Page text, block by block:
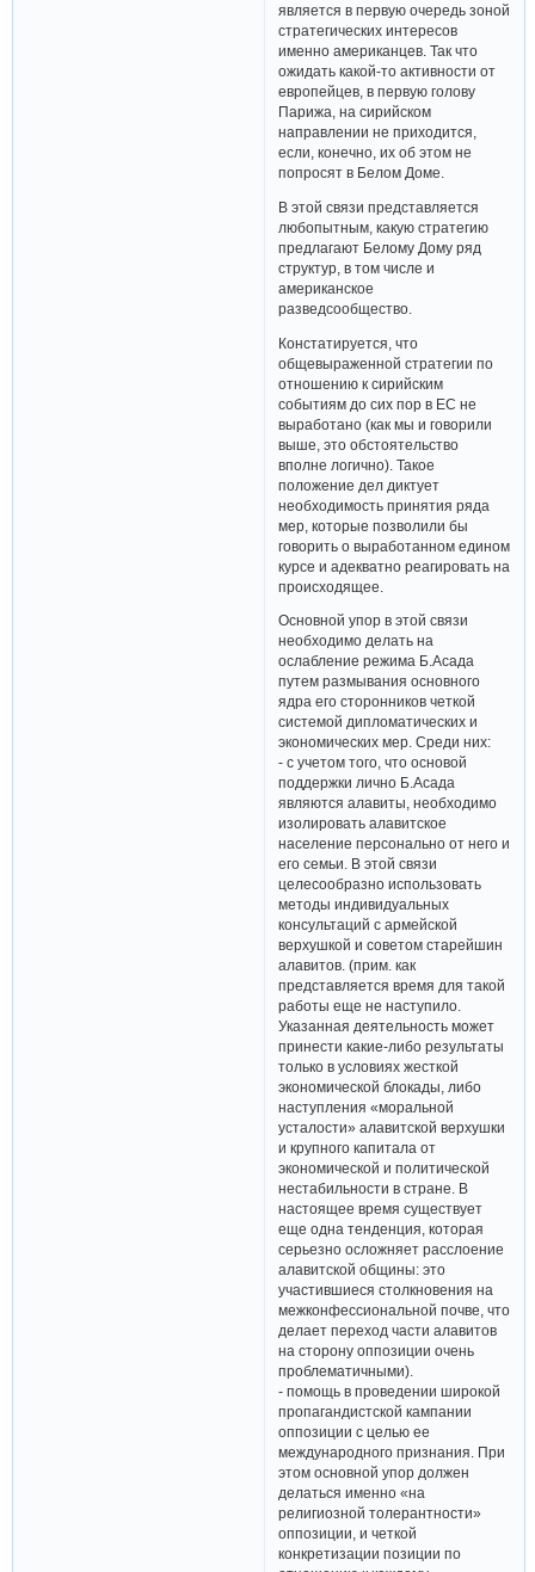
является в первую очередь зоной
стратегических интересов
именно американцев. Так что
ожидать какой-то активности от
европейцев, в первую голову
Парижа, на сирийском
направлении не приходится,
если, конечно, их об этом не
попросят в Белом Доме.
В этой связи представляется
любопытным, какую стратегию
предлагают Белому Дому ряд
структур, в том числе и
американское
разведсообщество.
Констатируется, что
общевыраженной стратегии по
отношению к сирийским
событиям до сих пор в ЕС не
выработано (как мы и говорили
выше, это обстоятельство
вполне логично). Такое
положение дел диктует
необходимость принятия ряда
мер, которые позволили бы
говорить о выработанном едином
курсе и адекватно реагировать на
происходящее.
Основной упор в этой связи
необходимо делать на
ослабление режима Б.Асада
путем размывания основного
ядра его сторонников четкой
системой дипломатических и
экономических мер. Среди них:
- с учетом того, что основой
поддержки лично Б.Асада
являются алавиты, необходимо
изолировать алавитское
население персонально от него и
его семьи. В этой связи
целесообразно использовать
методы индивидуальных
консультаций с армейской
верхушкой и советом старейшин
алавитов. (прим. как
представляется время для такой
работы еще не наступило.
Указанная деятельность может
принести какие-либо результаты
только в условиях жесткой
экономической блокады, либо
наступления «моральной
усталости» алавитской верхушки
и крупного капитала от
экономической и политической
нестабильности в стране. В
настоящее время существует
еще одна тенденция, которая
серьезно осложняет расслоение
алавитской общины: это
участившиеся столкновения на
межконфессиональной почве, что
делает переход части алавитов
на сторону оппозиции очень
проблематичными).
- помощь в проведении широкой
пропагандистской кампании
оппозиции с целью ее
международного признания. При
этом основной упор должен
делаться именно «на
религиозной толерантности»
оппозиции, и четкой
конкретизации позиции по